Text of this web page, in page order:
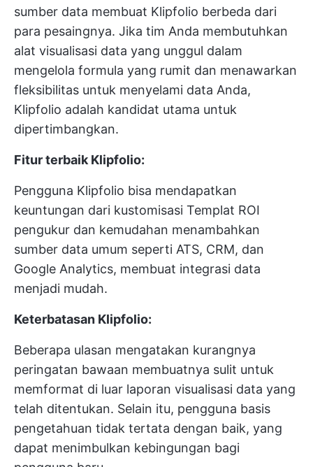
sumber data membuat Klipfolio berbeda dari
para pesaingnya. Jika tim Anda membutuhkan
alat visualisasi data yang unggul dalam
mengelola formula yang rumit dan menawarkan
fleksibilitas untuk menyelami data Anda,
Klipfolio adalah kandidat utama untuk
dipertimbangkan.
Fitur terbaik Klipfolio:
Pengguna Klipfolio bisa mendapatkan
keuntungan dari kustomisasi Templat ROI
pengukur dan kemudahan menambahkan
sumber data umum seperti ATS, CRM, dan
Google Analytics, membuat integrasi data
menjadi mudah.
Keterbatasan Klipfolio:
Beberapa ulasan mengatakan kurangnya
peringatan bawaan membuatnya sulit untuk
memformat di luar laporan visualisasi data yang
telah ditentukan. Selain itu, pengguna basis
pengetahuan tidak tertata dengan baik, yang
dapat menimbulkan kebingungan bagi